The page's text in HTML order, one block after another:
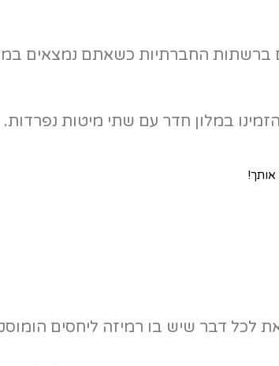
החברתיות כשאתם נמצאים
במלון חדר עם שתי מיטות נפרדות.
לכל דבר שיש בו רמיזה ליחסים